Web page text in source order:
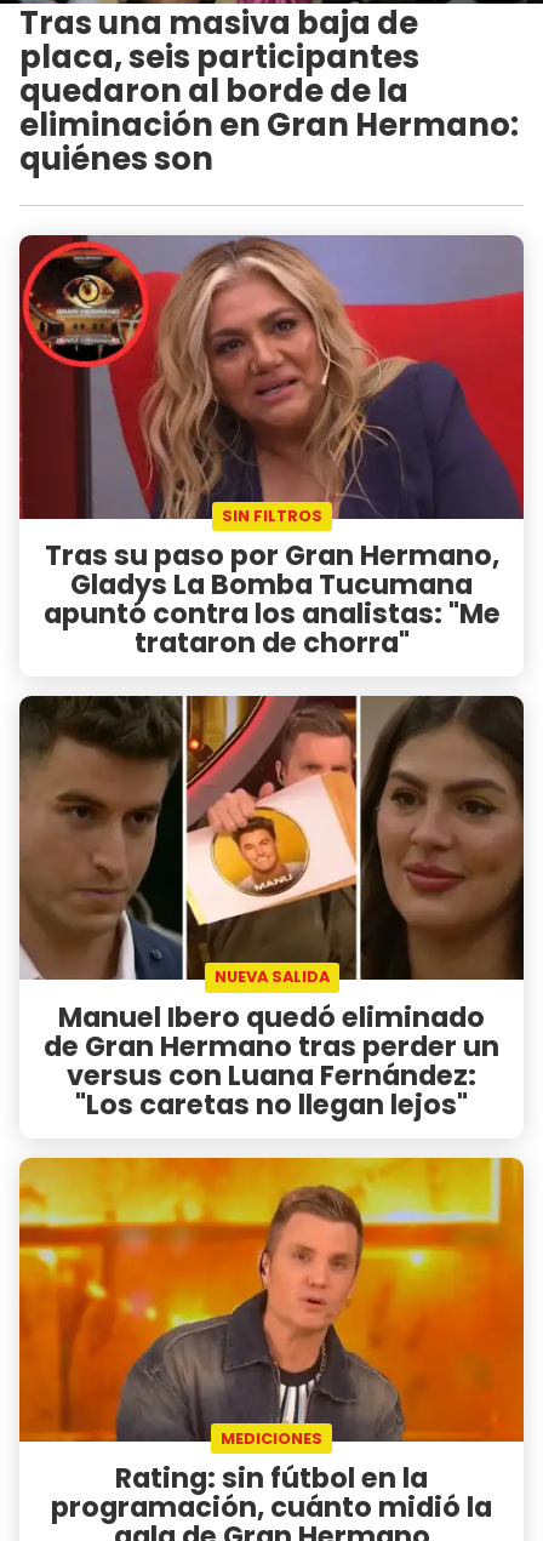
Tras una masiva baja de
placa, seis participantes
quedaron al borde de la
eliminación en Gran Hermano:
quiénes son
SIN FILTROS
Tras su paso por Gran Hermano,
Gladys La Bomba Tucumana
apuntó contra los analistas: "Me
trataron de chorra"
NUEVA SALIDA
Manuel Ibero quedó eliminado
de Gran Hermano tras perder un
versus con Luana Fernández:
"Los caretas no llegan lejos"
MEDICIONES
Rating: sin fútbol en la
programación, cuánto midió la